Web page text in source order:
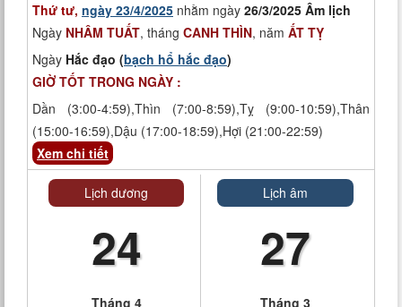
Thứ tư, ngày 23/4/2025 nhằm ngày 26/3/2025 Âm lịch
Ngày NHÂM TUẤT, tháng CANH THÌN, năm ẤT TỴ
Ngày Hắc đạo (bạch hổ hắc đạo)
GIỜ TỐT TRONG NGÀY :
Dần (3:00-4:59),Thìn (7:00-8:59),Tỵ (9:00-10:59),Thân
(15:00-16:59),Dậu (17:00-18:59),Hợi (21:00-22:59)
Xem chi tiết
Lịch dương
24
Tháng 4
Lịch âm
27
Tháng 3